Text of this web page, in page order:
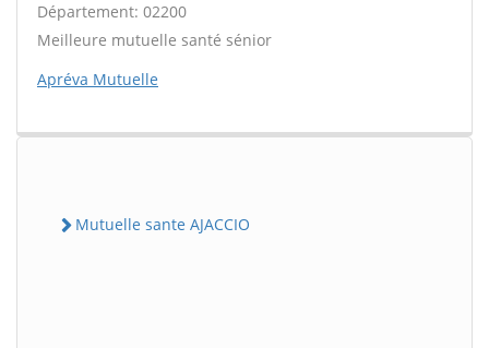
Département: 02200
Meilleure mutuelle santé sénior
Apréva Mutuelle
Mutuelle sante AJACCIO